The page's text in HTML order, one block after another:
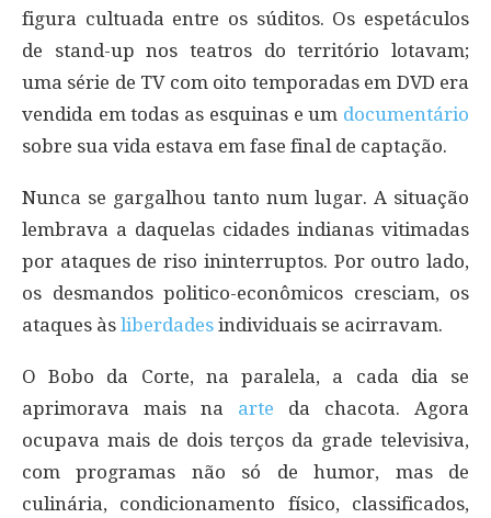
figura cultuada entre os súditos. Os espetáculos
de stand-up nos teatros do território lotavam;
uma série de TV com oito temporadas em DVD era
vendida em todas as esquinas e um documentário
sobre sua vida estava em fase final de captação.
Nunca se gargalhou tanto num lugar. A situação
lembrava a daquelas cidades indianas vitimadas
por ataques de riso ininterruptos. Por outro lado,
os desmandos politico-econômicos cresciam, os
ataques às liberdades individuais se acirravam.
O Bobo da Corte, na paralela, a cada dia se
aprimorava mais na arte da chacota. Agora
ocupava mais de dois terços da grade televisiva,
com programas não só de humor, mas de
culinária, condicionamento físico, classificados,